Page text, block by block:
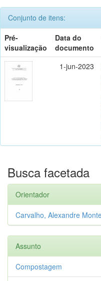
Conjunto de itens:
Pré-
visualização
Data do
documento
1-jun-2023
Busca facetada
Orientador
Carvalho, Alexandre
Assunto
Compostagem